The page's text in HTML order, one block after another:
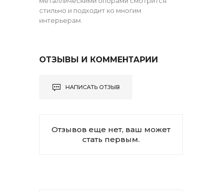
стильно и подходит ко многим
интерьерам.
ОТЗЫВЫ И КОММЕНТАРИИ
НАПИСАТЬ ОТЗЫВ
Отзывов еще нет, ваш может
стать первым.